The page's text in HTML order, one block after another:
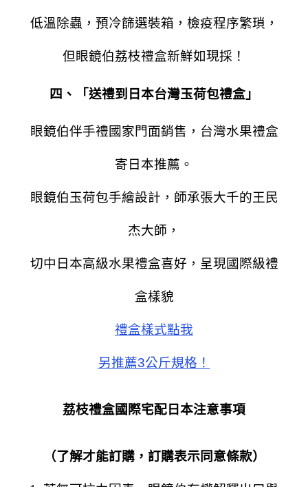
低溫除蟲，預冷篩選裝箱，檢疫程序繁瑣，
但眼鏡伯荔枝禮盒新鮮如現採！
四、「送禮到日本台灣玉荷包禮盒」
眼鏡伯伴手禮國家門面銷售，台灣水果禮盒
寄日本推薦。
眼鏡伯玉荷包手繪設計，師承張大千的王民
杰大師，
切中日本高級水果禮盒喜好，呈現國際級禮
盒樣貌
禮盒樣式點我
另推薦3公斤規格！
荔枝禮盒國際宅配日本注意事項
（了解才能訂購，訂購表示同意條款）